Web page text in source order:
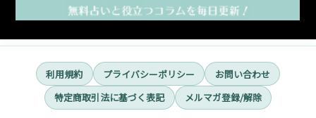
利用規約 プライバシーポリシー
お問い合わせ
特定商取引法に基づく表記
メルマガ登録/解除